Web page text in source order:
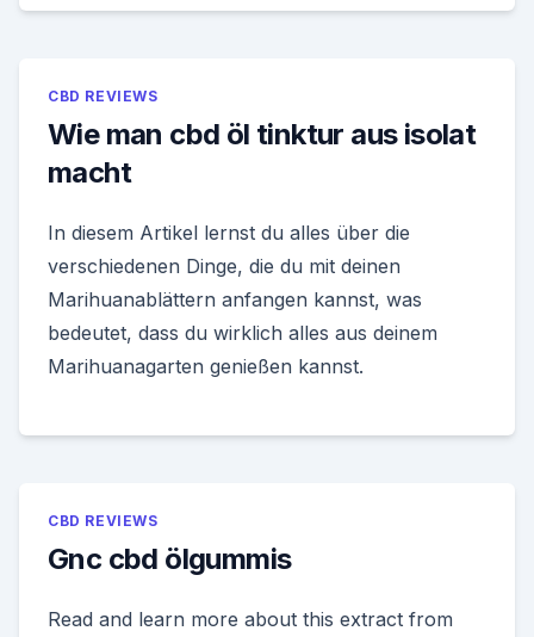
CBD REVIEWS
Wie man cbd öl tinktur aus isolat
macht
In diesem Artikel lernst du alles über die
verschiedenen Dinge, die du mit deinen
Marihuanablättern anfangen kannst, was
bedeutet, dass du wirklich alles aus deinem
Marihuanagarten genießen kannst.
CBD REVIEWS
Gnc cbd ölgummis
Read and learn more about this extract from